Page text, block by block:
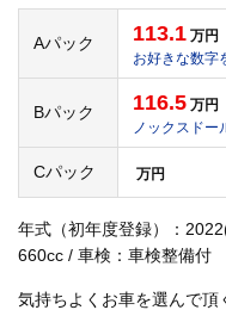
Aパック 113.1 万円
お好きな数字
Bパック 116.5 万円
ノックスドー
Cパック 万円
年式（初年度登録）：
660cc / 車検：車検整備付
気持ちよくお車を選んで